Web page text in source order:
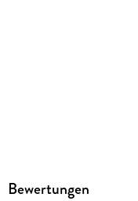
Bewertungen